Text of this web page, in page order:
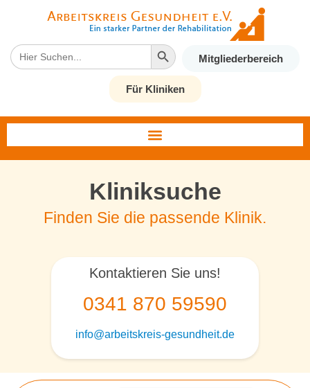
Search
for:
Search Button
Mitgliederbereich
Für Kliniken
Kliniksuche
Finden Sie die passende Klinik.
Kontaktieren Sie uns!
0341 870 59590
info@arbeitskreis-gesundheit.de